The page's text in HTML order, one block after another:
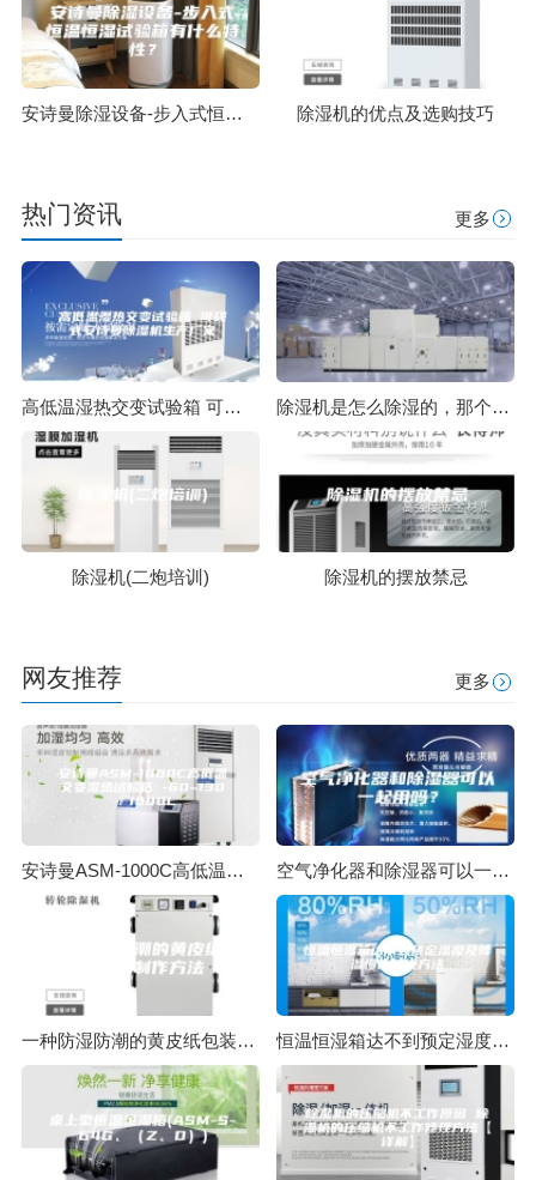
安诗曼除湿设备-步入式恒温恒湿试验箱有什么特性？ 除湿机的优点及选购技巧
热门资讯 更多
高低温湿热交变试验箱 可程式安诗曼除湿机生产厂家 除湿机是怎么除湿的，那个除湿机品牌比较好？
除湿机(二炮培训) 除湿机的摆放禁忌
网友推荐 更多
安诗曼ASM-1000C高低温交变湿热试验箱 -60~130℃／1000L 空气净化器和除湿器可以一起用吗？
一种防湿防潮的黄皮纸包装壳的制作方法 恒温恒湿箱达不到预定湿度及降温慢的解决方法